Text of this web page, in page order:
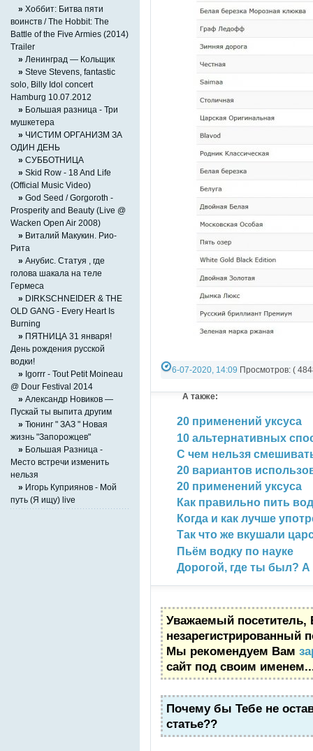
6-07-2020, 14:09 Просмотров: (
А также:
20 применений уксуса
10 альтернативных
С чем нельзя
20 вариантов
20 применений уксуса
Как правильно пить
Когда и как лучше
Так что же вкушали
Пьём водку по науке
Дорогой, где ты был?
Уважаемый посетитель,
незарегистрированный
Мы рекомендуем Вам
сайт под своим
Почему бы Тебе не
статье??
» Хоббит: Битва пяти
воинств / The Hobbit: The
Battle of the Five Armies (2014)
Trailer
» Ленинград — Кольщик
» Steve Stevens, fantastic
solo, Billy Idol concert
Hamburg 10.07.2012
» Большая разница - Три
мушкетера
» ЧИСТИМ ОРГАНИЗМ ЗА
ОДИН ДЕНЬ
» СУББОТНИЦА
» Skid Row - 18 And Life
(Official Music Video)
» God Seed / Gorgoroth -
Prosperity and Beauty (Live @
Wacken Open Air 2008)
» Виталий Макукин. Рио-
Рита
» Анубис. Статуя , где
голова шакала на теле
Гермеса
» DIRKSCHNEIDER & THE
OLD GANG - Every Heart Is
Burning
» ПЯТНИЦА 31 января!
День рождения русской
водки!
» Igorrr - Tout Petit Moineau
@ Dour Festival 2014
» Александр Новиков —
Пускай ты выпита другим
» Тюнинг " ЗАЗ " Новая
жизнь "Запорожцев"
» Большая Разница -
Место встречи изменить
нельзя
» Игорь Куприянов - Мой
путь (Я ищу) live